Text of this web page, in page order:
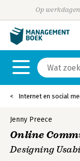
Op
Internet en social
Jenny Preece
Online
Designing